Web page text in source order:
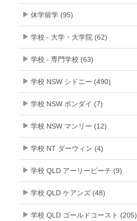
休学留学 (95)
学校 - 大学・大学院 (62)
学校 - 専門学校 (63)
学校 NSW シドニー (490)
学校 NSW ボンダイ (7)
学校 NSW マンリー (12)
学校 NT ダーウィン (4)
学校 QLD アーリービーチ (9)
学校 QLD ケアンズ (48)
学校 QLD ゴールドコースト (205)